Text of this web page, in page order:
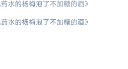
水的杨梅泡了不加糖的酒》
水的杨梅泡了不加糖的酒》